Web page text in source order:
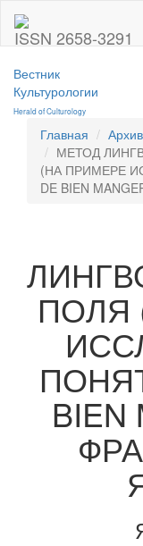
ISSN 2658-3291
Вестник
Культурологии
Herald of Culturology
Главная Архив
МЕТОД
(НА ПРИМЕРЕ
DE BIEN
ПОЛЯ
BIEN